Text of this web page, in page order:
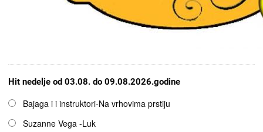
Hit nedelje od 03.08. do 09.08.2026.godine
OpcijeBajaga i i instruktori-Na vrhovima prstiju
Suzanne Vega -Luk